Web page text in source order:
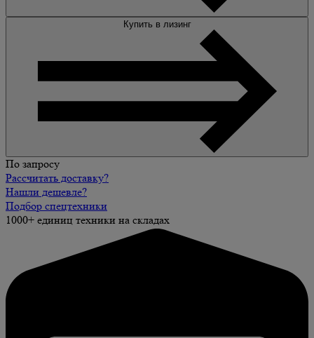
Купить в лизинг
По запросу
Рассчитать доставку?
Нашли дешевле?
Подбор спецтехники
1000+ единиц техники на складах